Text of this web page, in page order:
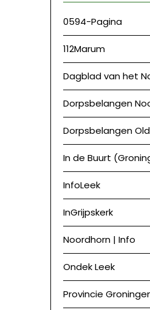
0594-Pagina
112Marum
Dagblad van het
Dorpsbelangen
Dorpsbelangen
In de Buurt
InfoLeek
InGrijpskerk
Noordhorn | Info
Ondek Leek
Provincie